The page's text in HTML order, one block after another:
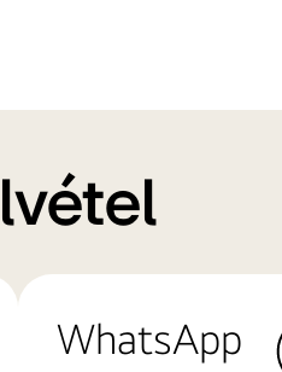
WhatsApp